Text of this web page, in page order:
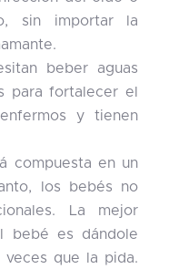
sin importar la
beber aguas
para fortalecer el
y tienen
compuesta en un
los bebés no
La mejor
bebé es dándole
veces que la pida.